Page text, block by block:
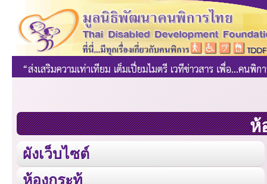
ห้
ผังเว็บไซต์
ห้องกระทู้